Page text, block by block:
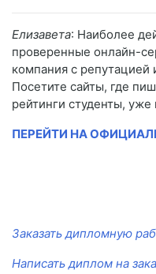
Елизавета: Наиболее
проверенные онлайн-
компания с
Посетите сайты, где
рейтинги студенты,
ПЕРЕЙТИ НА
Заказать дипломную
Написать диплом на